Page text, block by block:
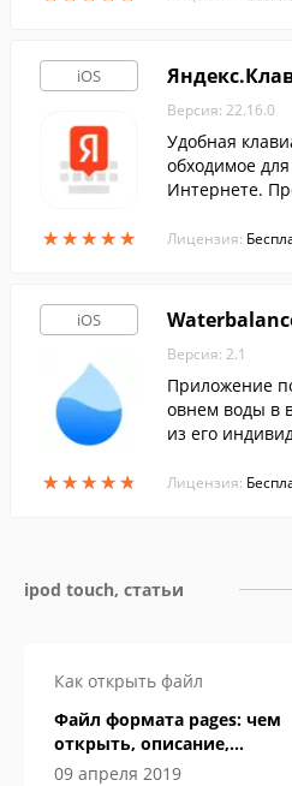
iOS
★★★★★
★★★★★
Версия: 22.16.0
Удобная
обходимое
Интернете.
мации и
Лицензия:
iOS
★★★★★
★★★★★
Версия: 2.1
Приложение
овнем воды в
из его
Лицензия:
ipod touch, статьи
Как открыть файл
Файл формата pages: чем
открыть, описание,
особенности
09 апреля 2019